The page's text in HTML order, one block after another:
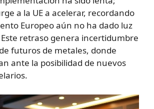
a la UE a acelerar, recordando
Europeo aún no ha dado luz
retraso genera incertidumbre
futuros de metales, donde
ante la posibilidad de nuevos